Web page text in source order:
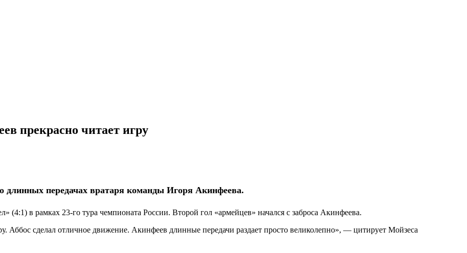
прекрасно читает игру
длинных передачах вратаря команды Игоря Акинфеева.
в рамках 23-го тура чемпионата России. Второй гол «армейцев» начался с заброса Акинфеева.
Аббос сделал отличное движение. Акинфеев длинные передачи раздает просто великолепно», — цитирует Мойзеса